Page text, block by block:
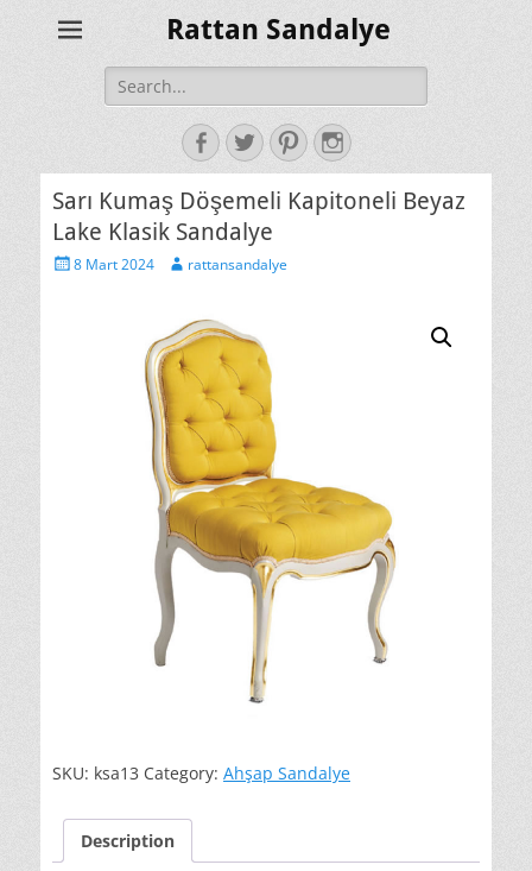
Rattan Sandalye
Search
for:
Facebook
TwitterPinterestInstagram
Sarı Kumaş Döşemeli Kapitoneli Beyaz
Lake Klasik Sandalye
Posted8 Mart 2024 Authorrattansandalye
SKU: ksa13 Category: Ahşap Sandalye
Description